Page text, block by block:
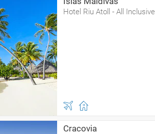
Hotel Riu Atoll - All Inclusive
Cracovia